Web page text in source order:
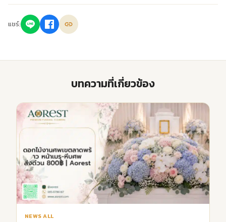
แชร์:
บทความที่เกี่ยวข้อง
NEWS ALL